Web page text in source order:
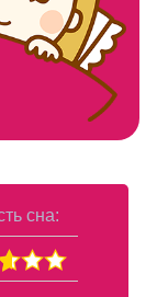
сна: